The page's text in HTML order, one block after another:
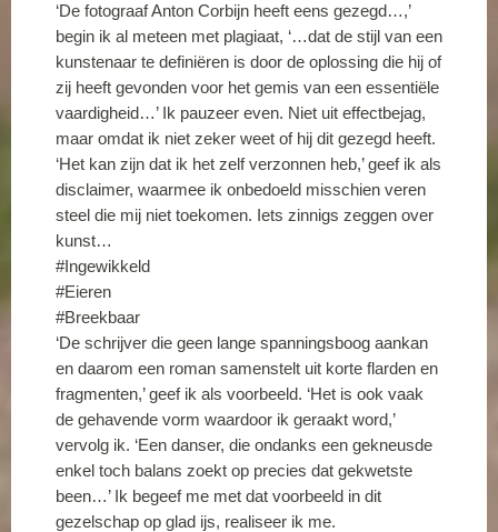
‘De fotograaf Anton Corbijn heeft eens gezegd…,’
begin ik al meteen met plagiaat, ‘…dat de stijl van een
kunstenaar te definiëren is door de oplossing die hij of
zij heeft gevonden voor het gemis van een essentiële
vaardigheid…’ Ik pauzeer even. Niet uit effectbejag,
maar omdat ik niet zeker weet of hij dit gezegd heeft.
‘Het kan zijn dat ik het zelf verzonnen heb,’ geef ik als
disclaimer, waarmee ik onbedoeld misschien veren
steel die mij niet toekomen. Iets zinnigs zeggen over
kunst…
#Ingewikkeld
#Eieren
#Breekbaar
‘De schrijver die geen lange spanningsboog aankan
en daarom een roman samenstelt uit korte flarden en
fragmenten,’ geef ik als voorbeeld. ‘Het is ook vaak
de gehavende vorm waardoor ik geraakt word,’
vervolg ik. ‘Een danser, die ondanks een gekneusde
enkel toch balans zoekt op precies dat gekwetste
been…’ Ik begeef me met dat voorbeeld in dit
gezelschap op glad ijs, realiseer ik me.